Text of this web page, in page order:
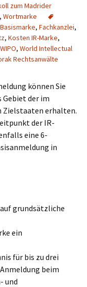
zum Madrider
, Wortmarke
Basismarke, Fachkanzlei,
, Kosten IR-Marke,
WIPO, World Intellectual
Rechtsanwälte
können Sie
der im
Zielstaaten erhalten.
der IR-
eine 6-
in
grundsätzliche
ein
für bis zu drei
beim
und